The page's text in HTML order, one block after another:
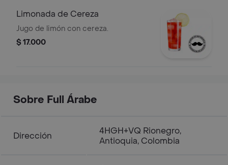
Limonada de Cereza
Jugo de limón con cereza.
$ 17.000
Sobre Full Árabe
Dirección
4HGH+VQ Rionegro,
Antioquia, Colombia